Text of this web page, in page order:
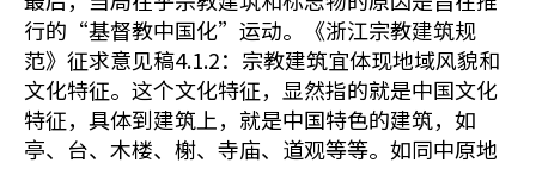
行的“基督教中国化”运动。《浙江宗教建筑规
范》征求意见稿4.1.2：宗教建筑宜体现地域风貌和
文化特征。这个文化特征，显然指的就是中国文化
特征，具体到建筑上，就是中国特色的建筑，如
亭、台、木楼、榭、寺庙、道观等等。如同中原地